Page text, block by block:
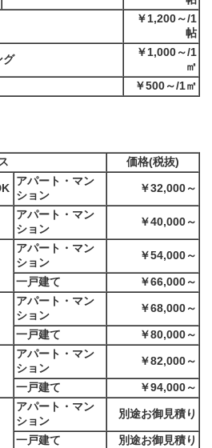
￥1,200～/1
帖
グ
￥1,000～/1
㎡
￥500～/1㎡
価格(税抜)
アパート・マン
ション
￥32,000～
アパート・マン
ション
￥40,000～
アパート・マン
ション
￥54,000～
一戸建て ￥66,000～
アパート・マン
ション
￥68,000～
一戸建て ￥80,000～
アパート・マン
ション
￥82,000～
一戸建て ￥94,000～
アパート・マン
ション
別途お御見積り
一戸建て 別途お御見積り